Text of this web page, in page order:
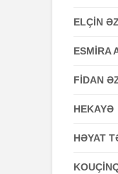
ELÇİN
ESMİRA
FİDAN
HEKAYƏ
HƏYAT